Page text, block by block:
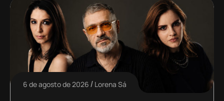
6 de agosto de 2026 Lorena Sá